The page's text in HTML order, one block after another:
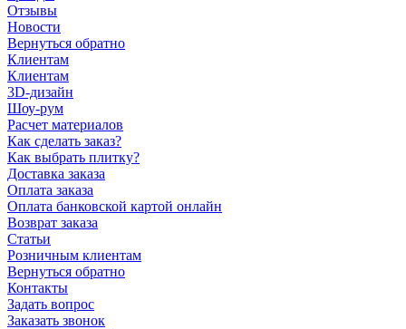
Отзывы
Новости
Вернуться обратно
Клиентам
Клиентам
3D-дизайн
Шоу-рум
Расчет материалов
Как сделать заказ?
Как выбрать плитку?
Доставка заказа
Оплата заказа
Оплата банковской картой онлайн
Возврат заказа
Статьи
Розничным клиентам
Вернуться обратно
Контакты
Задать вопрос
Заказать звонок